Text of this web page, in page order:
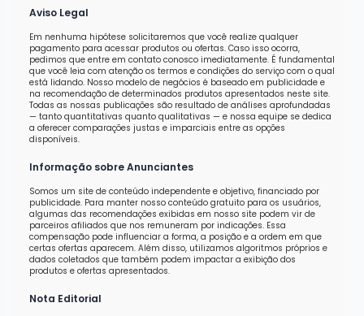
Aviso Legal
Em nenhuma hipótese solicitaremos que você realize qualquer
pagamento para acessar produtos ou ofertas. Caso isso ocorra,
pedimos que entre em contato conosco imediatamente. É fundamental
que você leia com atenção os termos e condições do serviço com o qual
está lidando. Nosso modelo de negócios é baseado em publicidade e
na recomendação de determinados produtos apresentados neste site.
Todas as nossas publicações são resultado de análises aprofundadas
— tanto quantitativas quanto qualitativas — e nossa equipe se dedica
a oferecer comparações justas e imparciais entre as opções
disponíveis.
Informação sobre Anunciantes
Somos um site de conteúdo independente e objetivo, financiado por
publicidade. Para manter nosso conteúdo gratuito para os usuários,
algumas das recomendações exibidas em nosso site podem vir de
parceiros afiliados que nos remuneram por indicações. Essa
compensação pode influenciar a forma, a posição e a ordem em que
certas ofertas aparecem. Além disso, utilizamos algoritmos próprios e
dados coletados que também podem impactar a exibição dos
produtos e ofertas apresentados.
Nota Editorial